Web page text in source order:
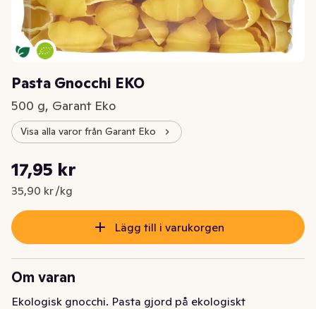
Pasta Gnocchi EKO
500 g, Garant Eko
Visa alla varor från Garant Eko
Nuvarande pris är: 17,95 kr
17,95 kr
35,90 kr /kg
Styckpris: 35,90 kr /kg
Lägg till i varukorgen
Om varan
Ekologisk gnocchi. Pasta gjord på ekologiskt